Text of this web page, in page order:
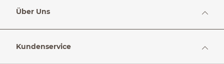
Über Uns
Kundenservice